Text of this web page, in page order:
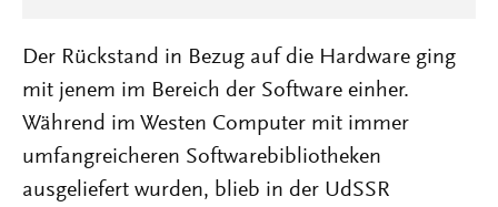
Der Rückstand in Bezug auf die Hardware ging
mit jenem im Bereich der Software einher.
Während im Westen Computer mit immer
umfangreicheren Softwarebibliotheken
ausgeliefert wurden, blieb in der UdSSR